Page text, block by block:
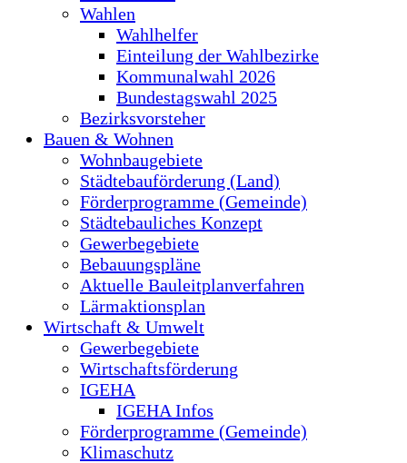
Wahlen
Wahlhelfer
Einteilung der Wahlbezirke
Kommunalwahl 2026
Bundestagswahl 2025
Bezirksvorsteher
Bauen & Wohnen
Wohnbaugebiete
Städtebauförderung (Land)
Förderprogramme (Gemeinde)
Städtebauliches Konzept
Gewerbegebiete
Bebauungspläne
Aktuelle Bauleitplanverfahren
Lärmaktionsplan
Wirtschaft & Umwelt
Gewerbegebiete
Wirtschaftsförderung
IGEHA
IGEHA Infos
Förderprogramme (Gemeinde)
Klimaschutz